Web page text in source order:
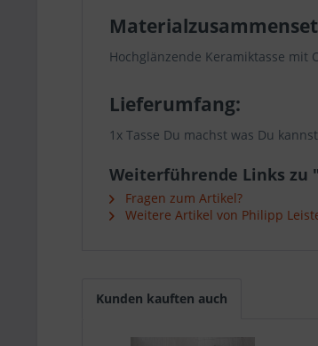
Hochglänzende Keramiktasse mit
Lieferumfang:
1x Tasse Du machst was Du
Weiterführende Links zu
Fragen zum Artikel?
Weitere Artikel von Philipp
Kunden kauften auch